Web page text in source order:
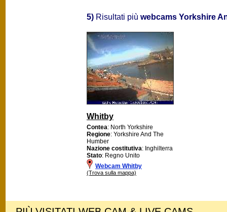
5) Risultati più webcams Yorkshire
Whitby
Contea: North Yorkshire
Regione: Yorkshire And The
Humber
Nazione costitutiva: Inghilterra
Stato: Regno Unito
Webcam Whitby
(Trova sulla mappa)